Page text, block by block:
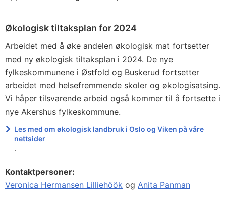
Økologisk tiltaksplan for 2024
Arbeidet med å øke andelen økologisk mat fortsetter
med ny økologisk tiltaksplan i 2024. De nye
fylkeskommunene i Østfold og Buskerud fortsetter
arbeidet med helsefremmende skoler og økologisatsing.
Vi håper tilsvarende arbeid også kommer til å fortsette i
nye Akershus fylkeskommune.
Les med om økologisk landbruk i Oslo og Viken på våre
nettsider
.
Kontaktpersoner:
Veronica Hermansen Lilliehöök og Anita Panman